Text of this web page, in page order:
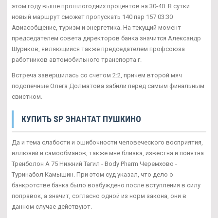
этом году выше прошлогодних процентов на 30-40. В сутки
новый маршрут сможет пропускать 140 пар 157 03:30
Авиасобщение, туризм и энергетика. На текущий момент
председателем совета директоров банка значится Александр
Шуриков, являющийся также председателем профсоюза
работников автомобильного транспорта г.
Встреча завершилась со счетом 2:2, причем второй мяч
подопечные Олега Долматова забили перед самым финальным
свистком.
КУПИТЬ SP ЭНАНТАТ ПУШКИНО
Да и тема слабости и ошибочности человеческого восприятия,
иллюзий и самообманов, также мне близка, известна и понятна.
Тренболон A 75 Нижний Тагил - Body Pharm Черемхово -
Туринабол Камышин. При этом суд указал, что дело о
банкротстве банка было возбуждено после вступления в силу
поправок, а значит, согласно одной из норм закона, они в
данном случае действуют.